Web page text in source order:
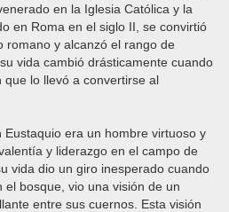
en la Iglesia Católica y la
en Roma en el siglo II, se convirtió
romano y alcanzó el rango de
vida cambió drásticamente cuando
lo llevó a convertirse al
Eustaquio era un hombre virtuoso y
y liderazgo en el campo de
vida dio un giro inesperado cuando
bosque, vio una visión de un
entre sus cuernos. Esta visión